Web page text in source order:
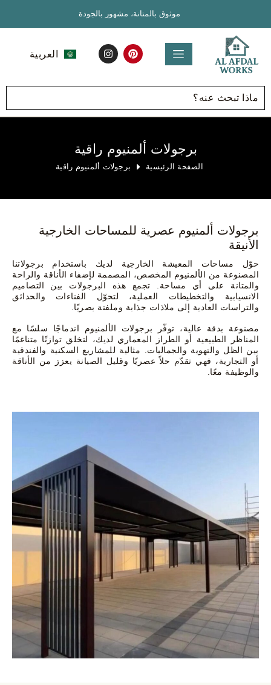
موثوق بالمتانة، مشهور بالجودة
العربية
English
برجولات ألمنيوم راقية
الصفحة الرئيسية برجولات ألمنيوم راقية
برجولات ألمنيوم عصرية للمساحات الخارجية
الأنيقة
حوّل مساحات المعيشة الخارجية لديك باستخدام برجولاتنا
المصنوعة من الألمنيوم المخصص، المصممة لإضفاء الأناقة والراحة
والمتانة على أي مساحة. تجمع هذه البرجولات بين التصاميم
الانسيابية والتخطيطات العملية، لتحوّل الفناءات والحدائق
والتراسات العادية إلى ملاذات جذابة وملفتة بصريًا.
مصنوعة بدقة عالية، توفّر برجولات الألمنيوم اندماجًا سلسًا مع
المناظر الطبيعية أو الطراز المعماري لديك، لتخلق توازنًا متناغمًا
بين الظل والتهوية والجماليات. مثالية للمشاريع السكنية والفندقية
أو التجارية، فهي تقدّم حلاً عصريًا وقليل الصيانة يعزز من الأناقة
والوظيفة معًا.